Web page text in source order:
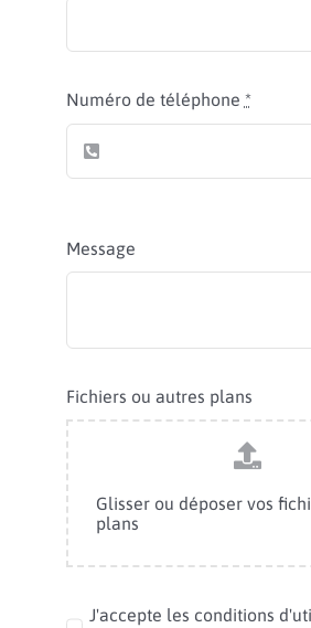
Numéro de téléphone *
Message
Fichiers ou autres plans
Glisser ou déposer vos
plans
J'accepte les conditions